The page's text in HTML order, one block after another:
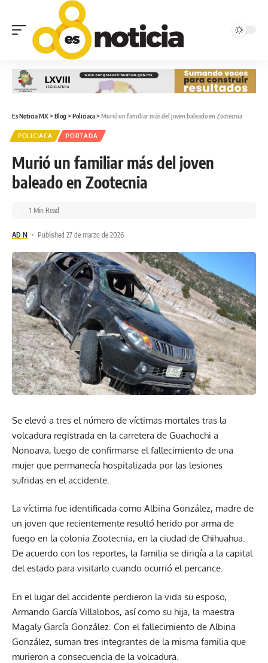
Es Noticia MX> Blog > Policiaca> Murió un familiar más del joven baleado en Zootecnia
POLICIACA PORTADA
Murió un familiar más del joven
baleado en Zootecnia
AD N Published 27 de marzo de 2026
1 Min Read
Se elevó a tres el número de víctimas mortales tras la
volcadura registrada en la carretera de Guachochi a
Nonoava, luego de confirmarse el fallecimiento de una
mujer que permanecía hospitalizada por las lesiones
sufridas en el accidente.
La víctima fue identificada como Albina González, madre de
un joven que recientemente resultó herido por arma de
fuego en la colonia Zootecnia, en la ciudad de Chihuahua.
De acuerdo con los reportes, la familia se dirigía a la capital
del estado para visitarlo cuando ocurrió el percance.
En el lugar del accidente perdieron la vida su esposo,
Armando García Villalobos, así como su hija, la maestra
Magaly García González. Con el fallecimiento de Albina
González, suman tres integrantes de la misma familia que
murieron a consecuencia de la volcadura.